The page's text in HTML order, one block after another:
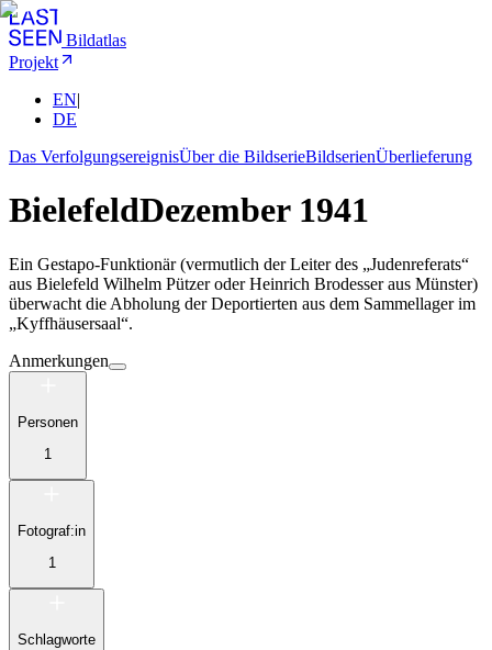
Bildatlas
Projekt
EN|
DE
Das VerfolgungsereignisÜber die BildserieBildserienÜberlieferung
BielefeldDezember 1941
Ein Gestapo-Funktionär (vermutlich der Leiter des „Judenreferats“
aus Bielefeld Wilhelm Pützer oder Heinrich Brodesser aus Münster)
überwacht die Abholung der Deportierten aus dem Sammellager im
„Kyffhäusersaal“.
Anmerkungen
Personen
1
Fotograf:in
1
Schlagworte